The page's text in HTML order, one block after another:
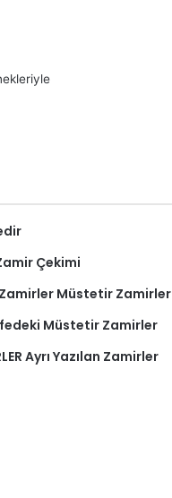
Çekimi
Müstetir Zamirler
Müstetir Zamirler
Ayrı Yazılan Zamirler